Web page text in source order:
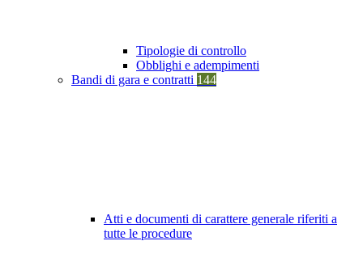
Tipologie di controllo
Obblighi e adempimenti
Bandi di gara e contratti 144
Atti e documenti di carattere generale riferiti a
tutte le procedure